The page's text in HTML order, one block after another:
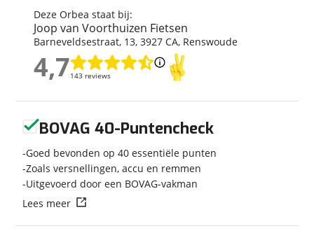
Frametype
Unisex
Wielmaat
29 inch
Nieuw of occasion
Nieuw
Techniek
Aantal versnellingen
Geen versnellingen
Framemateriaal
Aluminium
Kleur
Zwart
Fabriekskleur
(gloss)
Deze Orbea staat bij:
Joop van Voorthuizen Fietsen
Barneveldsestraat, 13, 3927 CA, Renswoude
4,7143 reviews
4,7
Naam
BOVAG 40-Puntencheck
Goed bevonden op 40 essentiële punten
Zoals versnellingen, accu en remmen
Uitgevoerd door een BOVAG-vakman
Lees meer